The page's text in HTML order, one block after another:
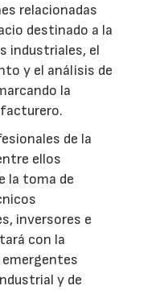
relacionadas
destinado a la
industriales, el
y el análisis de
la
de la
ellos
la toma de
inversores e
con la
y de